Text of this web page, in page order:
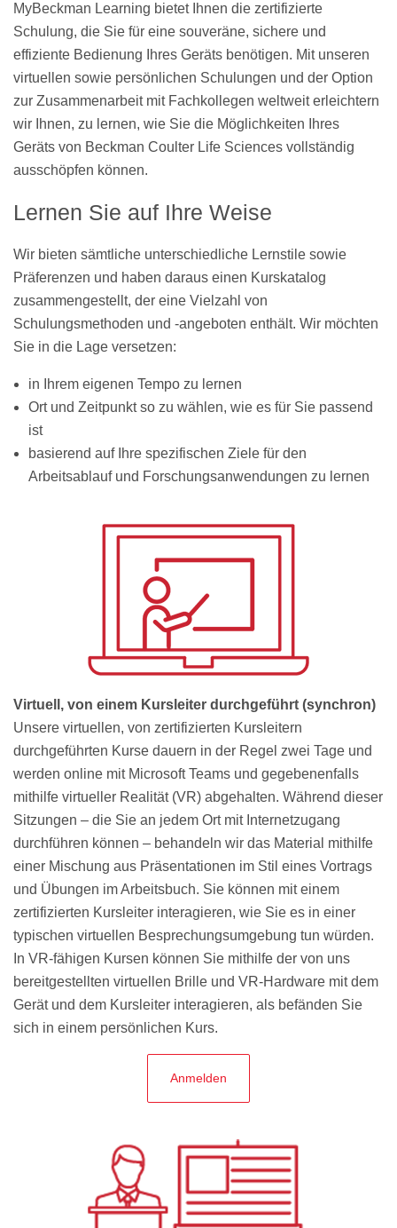
MyBeckman Learning bietet Ihnen die zertifizierte
Schulung, die Sie für eine souveräne, sichere und
effiziente Bedienung Ihres Geräts benötigen. Mit unseren
virtuellen sowie persönlichen Schulungen und der Option
zur Zusammenarbeit mit Fachkollegen weltweit erleichtern
wir Ihnen, zu lernen, wie Sie die Möglichkeiten Ihres
Geräts von Beckman Coulter Life Sciences vollständig
ausschöpfen können.
Lernen Sie auf Ihre Weise
Wir bieten sämtliche unterschiedliche Lernstile sowie
Präferenzen und haben daraus einen Kurskatalog
zusammengestellt, der eine Vielzahl von
Schulungsmethoden und -angeboten enthält. Wir möchten
Sie in die Lage versetzen:
in Ihrem eigenen Tempo zu lernen
Ort und Zeitpunkt so zu wählen, wie es für Sie passend
ist
basierend auf Ihre spezifischen Ziele für den
Arbeitsablauf und Forschungsanwendungen zu lernen
Virtuell, von einem Kursleiter durchgeführt (synchron)
Unsere virtuellen, von zertifizierten Kursleitern
durchgeführten Kurse dauern in der Regel zwei Tage und
werden online mit Microsoft Teams und gegebenenfalls
mithilfe virtueller Realität (VR) abgehalten. Während dieser
Sitzungen – die Sie an jedem Ort mit Internetzugang
durchführen können – behandeln wir das Material mithilfe
einer Mischung aus Präsentationen im Stil eines Vortrags
und Übungen im Arbeitsbuch. Sie können mit einem
zertifizierten Kursleiter interagieren, wie Sie es in einer
typischen virtuellen Besprechungsumgebung tun würden.
In VR-fähigen Kursen können Sie mithilfe der von uns
bereitgestellten virtuellen Brille und VR-Hardware mit dem
Gerät und dem Kursleiter interagieren, als befänden Sie
sich in einem persönlichen Kurs.
Anmelden